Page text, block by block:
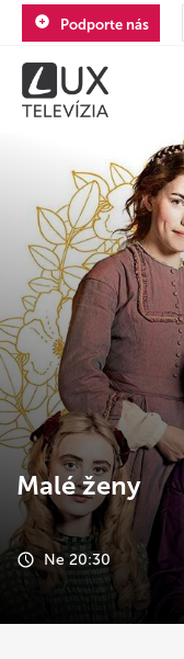
Podporte nás
Malé ženy
Ne 20:30